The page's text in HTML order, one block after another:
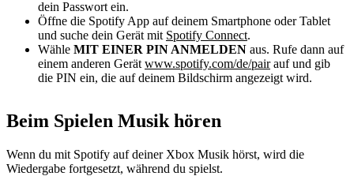
dein Passwort ein.
Öffne die Spotify App auf deinem Smartphone oder Tablet
und suche dein Gerät mit Spotify Connect.
Wähle MIT EINER PIN ANMELDEN aus. Rufe dann auf
einem anderen Gerät www.spotify.com/de/pairauf und gib
die PIN ein, die auf deinem Bildschirm angezeigt wird.
Beim Spielen Musik hören
Wenn du mit Spotify auf deiner Xbox Musik hörst, wird die
Wiedergabe fortgesetzt, während du spielst.